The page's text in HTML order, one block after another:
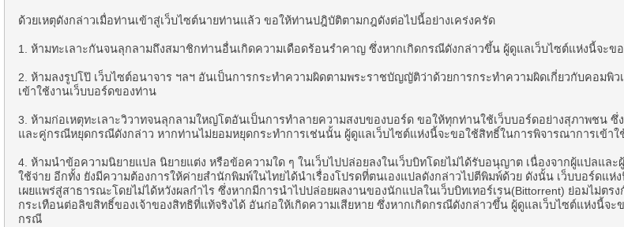
ด้วยเหตุดังกล่าวเมื่อท่านเข้าสู่เว็บไซต์นายท่านแล้ว ขอให้ท่านปฎิบัติตามกฎดังต่อไปนี้อย่างเคร่งครัด
1. ห้ามทะเลาะกันจนลุกลามถึงสมาชิกท่านอื่นเกิดความเดือดร้อนรำคาญ ซึ่งหากเกิดกรณีดังกล่าวขึ้น ผู้ดูแลเว็บไซต์แห่งนี้จะข
2. ห้ามลงรูปโป๊ เว็บไซต์อนาจาร ฯลฯ อันเป็นการกระทำความผิดตามพระราชบัญญัติว่าด้วยการกระทำความผิดเกี่ยวกับคอม
เข้าใช้งานเว็บบอร์ดของท่าน
3. ห้ามก่อเหตุทะเลาะวิวาทจนลุกลามใหญ่โตอันเป็นการทำลายความสงบของบอร์ด ขอให้ทุกท่านใช้เว็บบอร์ดอย่างสุภาพชน
และคู่กรณีหยุดกรณีดังกล่าว หากท่านไม่ยอมหยุดกระทำการเช่นนั้น ผู้ดูแลเว็บไซต์แห่งนี้จะขอใช้สิทธิ์ในการพิจารณาการเข้าใ
4. ห้ามนำข้อความนิยายแปล นิยายแต่ง หรือข้อความใด ๆ ในเว็บไปปล่อยลงในเว็บบิทโดยไม่ได้รับอนุญาต เนื่องจากผู้แปลแล
ใช้จ่าย อีกทั้ง ยังมีความต้องการให้ค่ายสำนักพิมพ์ในไทยได้นำเรื่องโปรดที่ตนเองแปลดังกล่าวไปตีพิมพ์ด้วย ดังนั้น เว็บบอร์ด
เผยแพร่สู่สาธารณะโดยไม่ได้หวังผลกำไร ซึ่งหากมีการนำไปปล่อยผลงานของนักแปลในเว็บบิทเทอร์เรน(Bittorrent) ย่อมไม่
กระเทือนต่อลิขสิทธิ์ของเจ้าของสิทธิที่แท้จริงได้ อันก่อให้เกิดความเสียหาย ซึ่งหากเกิดกรณีดังกล่าวขึ้น ผู้ดูแลเว็บไซต์แห่งนี้จ
กรณี